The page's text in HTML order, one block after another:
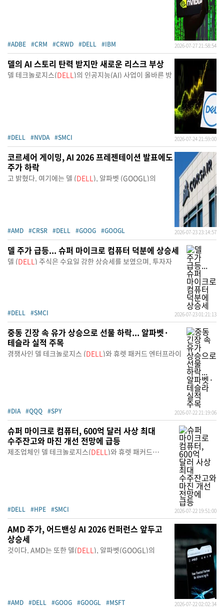
#ADBE #CRM #CRWD #DELL #IBM 2026-07-27 21:58:54
델의 AI 스토리 탄력 받지만 새로운 리스크 부상
델 테크놀로지스(DELL)의 인공지능(AI) 사업이 올바른 방
#DELL #NVDA #SMCI 2026-07-24 21:59:00
코르세어 게이밍, AI 2026 프레젠테이션 발표에도
주가 하락
고 밝혔다. 여기에는 델 (DELL), 알파벳 (GOOGL)의
#AMD #CRSR #DELL #GOOG #GOOGL 2026-07-23 23:14:57
델 주가 급등... 슈퍼 마이크로 컴퓨터 덕분에 상승세
델 (DELL) 주식은 수요일 강한 상승세를 보였으며, 투자자
#DELL #SMCI 2026-07-23 01:21:13
중동 긴장 속 유가 상승으로 선물 하락... 알파벳·
테슬라 실적 주목
경쟁사인 델 테크놀로지스 (DELL)와 휴렛 패커드 엔터프라이
#DIA #QQQ #SPY 2026-07-22 21:19:06
슈퍼 마이크로 컴퓨터, 600억 달러 사상 최대
수주잔고와 마진 개선 전망에 급등
제조업체인 델 테크놀로지스(DELL)와 휴렛 패커드
#DELL #HPE #SMCI 2026-07-22 19:51:00
AMD 주가, 어드밴싱 AI 2026 컨퍼런스 앞두고
상승세
것이다. AMD는 또한 델(DELL), 알파벳(GOOGL)의
#AMD #DELL #GOOG #GOOGL #MSFT 2026-07-22 02:02:34